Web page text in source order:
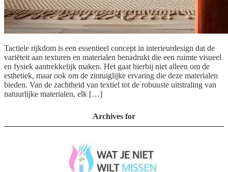
Tactiele rijkdom is een essentieel concept in interieurdesign dat de
variëteit aan texturen en materialen benadrukt die een ruimte visueel
en fysiek aantrekkelijk maken. Het gaat hierbij niet alleen om de
esthetiek, maar ook om de zintuiglijke ervaring die deze materialen
bieden. Van de zachtheid van textiel tot de robuuste uitstraling van
natuurlijke materialen, elk […]
Archives for